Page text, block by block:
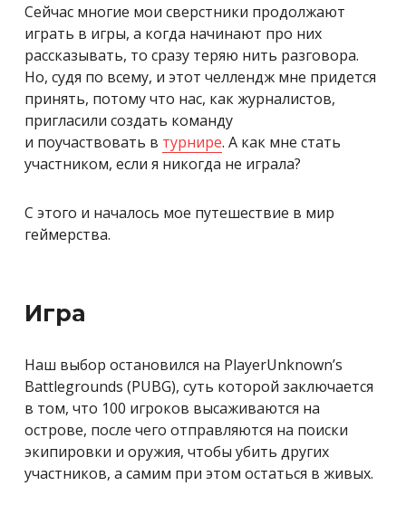
Сейчас многие мои сверстники продолжают
играть в игры, а когда начинают про них
рассказывать, то сразу теряю нить разговора.
Но, судя по всему, и этот челлендж мне придется
принять, потому что нас, как журналистов,
пригласили создать команду
и поучаствовать в турнире. А как мне стать
участником, если я никогда не играла?
С этого и началось мое путешествие в мир
геймерства.
Игра
Наш выбор остановился на PlayerUnknown’s
Battlegrounds (PUBG), суть которой заключается
в том, что 100 игроков высаживаются на
острове, после чего отправляются на поиски
экипировки и оружия, чтобы убить других
участников, а самим при этом остаться в живых.